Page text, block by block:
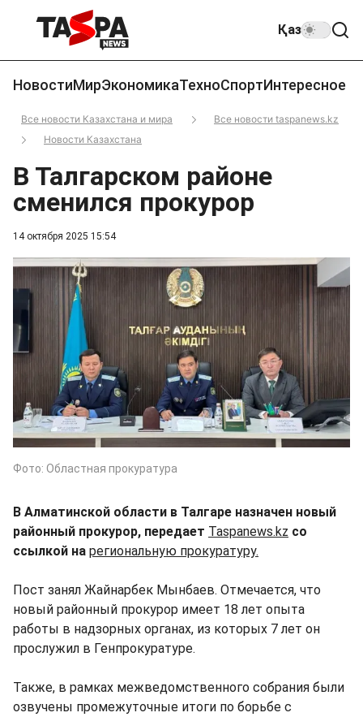
Қаз
НовостиМирЭкономикаТехноСпортИнтересное
Все новости Казахстана и мира
Все новости taspanews.kz
Новости Казахстана
14 октября 2025 15:54
В Талгарском районе
сменился прокурор
Фото: Областная прокуратура
В Алматинской области в Талгаре назначен новый
районный прокурор, передает Taspanews.kz со
ссылкой на региональную прокуратуру.
Пост занял Жайнарбек Мынбаев. Отмечается, что
новый районный прокурор имеет 18 лет опыта
работы в надзорных органах, из которых 7 лет он
прослужил в Генпрокуратуре.
Также, в рамках межведомственного собрания были
озвучены промежуточные итоги по борьбе с